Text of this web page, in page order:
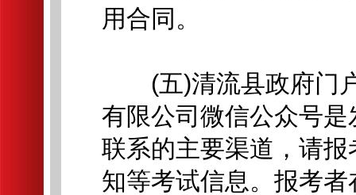
用合同。
(五)清流县政府门户
有限公司微信公众号
联系的主要渠道，请
知等考试信息。报考